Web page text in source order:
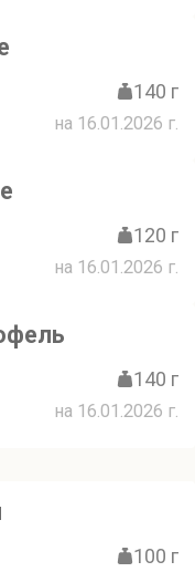
140 г
на 16.01.2026 г.
120 г
на 16.01.2026 г.
140 г
на 16.01.2026 г.
100 г